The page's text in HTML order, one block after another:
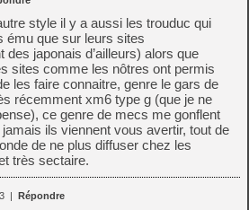
style il y a aussi les trouduc qui
ému que sur leurs sites
japonais d’ailleurs) alors que
sites comme les nôtres ont permis
les faire connaitre, genre le gars de
récemment xm6 type g (que je ne
ce genre de mecs me gonflent
ils viennent vous avertir, tout de
de ne plus diffuser chez les
très sectaire.
| Répondre